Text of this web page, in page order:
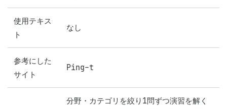
使用テキス
ト
なし
参考にした
サイト
Ping-t
分野・カテゴリを絞り1問ずつ演習を解く